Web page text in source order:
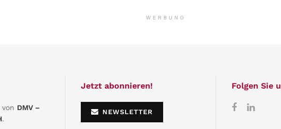
WERBUNG
DMV –
.
Jetzt abonnieren!
NEWSLETTER
Folgen Sie